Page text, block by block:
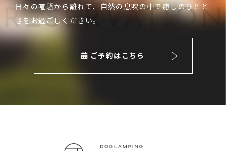
日々の喧騒から離れて、自然の息吹の中で癒しのひとと
きをお過ごしください。
ご予約はこちら